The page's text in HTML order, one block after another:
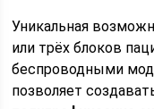
Уникальная
или трёх блоков
беспроводными
позволяет